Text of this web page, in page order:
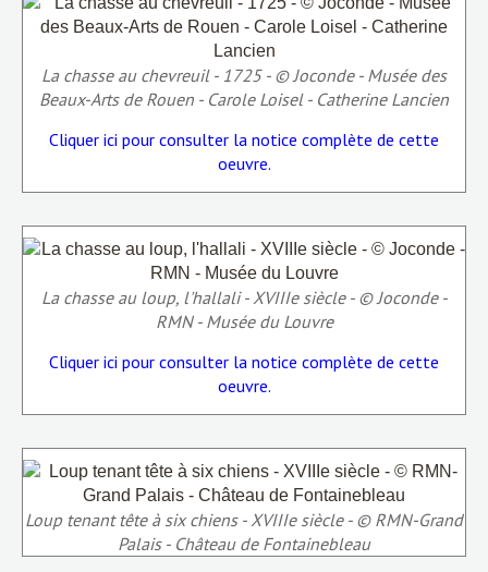
La chasse au chevreuil - 1725 - © Joconde - Musée des
Beaux-Arts de Rouen - Carole Loisel - Catherine Lancien
Cliquer ici pour consulter la notice complète de cette
oeuvre.
La chasse au loup, l'hallali - XVIIIe siècle - © Joconde -
RMN - Musée du Louvre
Cliquer ici pour consulter la notice complète de cette
oeuvre.
Loup tenant tête à six chiens - XVIIIe siècle - © RMN-Grand
Palais - Château de Fontainebleau